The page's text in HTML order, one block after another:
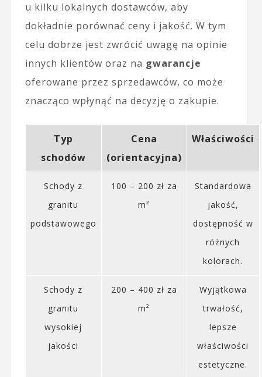
u kilku lokalnych dostawców, aby
dokładnie porównać ceny i jakość. W tym
celu dobrze jest zwrócić uwagę na opinie
innych klientów oraz na gwarancje
oferowane przez sprzedawców, co może
znacząco wpłynąć na decyzję o zakupie.
Typ
schodów
Cena
(orientacyjna)
Właściwości
Schody z
granitu
podstawowego
100 – 200 zł za
m²
Standardowa
jakość,
dostępność w
różnych
kolorach.
Schody z
granitu
wysokiej
jakości
200 – 400 zł za
m²
Wyjątkowa
trwałość,
lepsze
właściwości
estetyczne.